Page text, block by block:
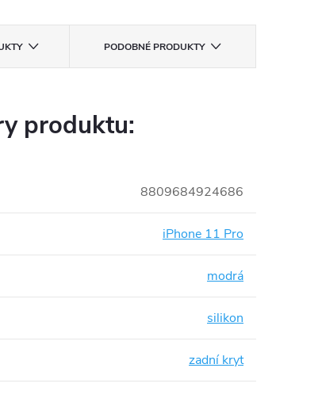
PODOBNÉ PRODUKTY
produktu:
8809684924686
iPhone 11 Pro
modrá
silikon
zadní kryt